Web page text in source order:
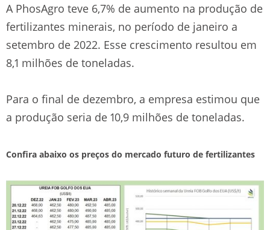
A PhosAgro teve 6,7% de aumento na produção de
fertilizantes minerais, no período de janeiro a
setembro de 2022. Esse crescimento resultou em
8,1 milhões de toneladas.
Para o final de dezembro, a empresa estimou que
a produção seria de 10,9 milhões de toneladas.
Confira abaixo os preços do mercado futuro de fertilizantes